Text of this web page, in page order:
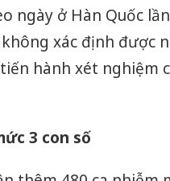
ngày ở Hàn Quốc
xác định được
hành xét nghiệm
3 con số